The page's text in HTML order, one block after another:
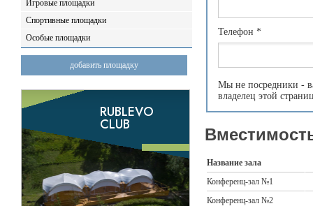
Игровые площадки
Спортивные площадки
Особые площадки
добавить площадку
Телефон *
Мы не посредники -
владелец этой
Название зала
Конференц-зал №1
Конференц-зал №2